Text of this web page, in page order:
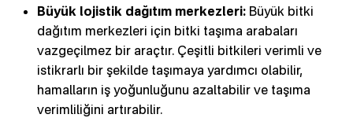
Büyük lojistik dağıtım merkezleri: Büyük bitki
dağıtım merkezleri için bitki taşıma arabaları
vazgeçilmez bir araçtır. Çeşitli bitkileri verimli ve
istikrarlı bir şekilde taşımaya yardımcı olabilir,
hamalların iş yoğunluğunu azaltabilir ve taşıma
verimliliğini artırabilir.